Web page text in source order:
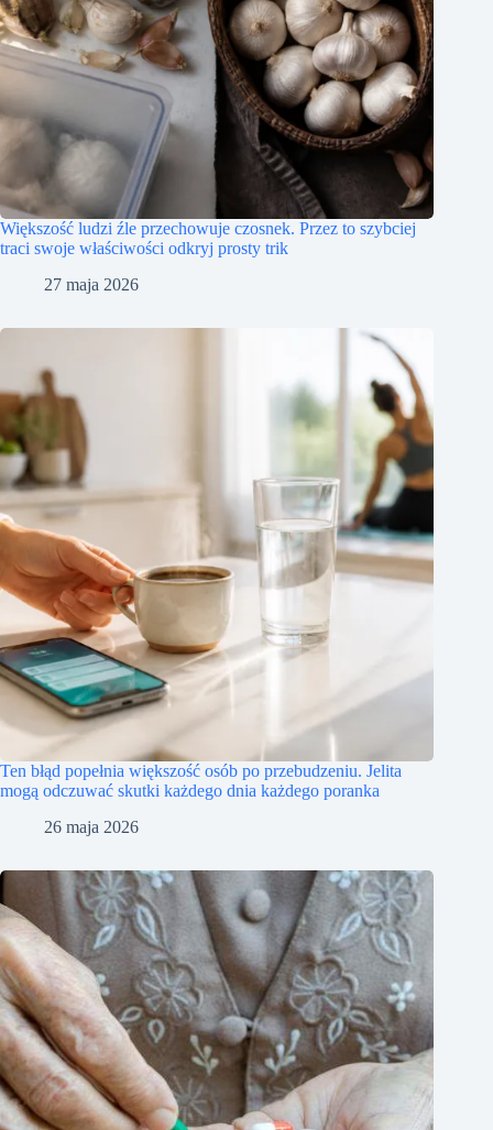
Większość ludzi źle przechowuje czosnek. Przez to szybciej
traci swoje właściwości odkryj prosty trik
27 maja 2026
Ten błąd popełnia większość osób po przebudzeniu. Jelita
mogą odczuwać skutki każdego dnia każdego poranka
26 maja 2026